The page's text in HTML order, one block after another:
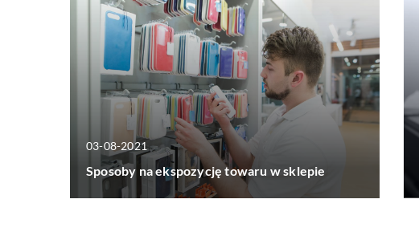
03-08-2021
Sposoby na ekspozycję towaru w sklepie